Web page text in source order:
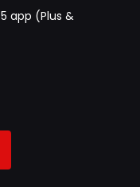
app (Plus &